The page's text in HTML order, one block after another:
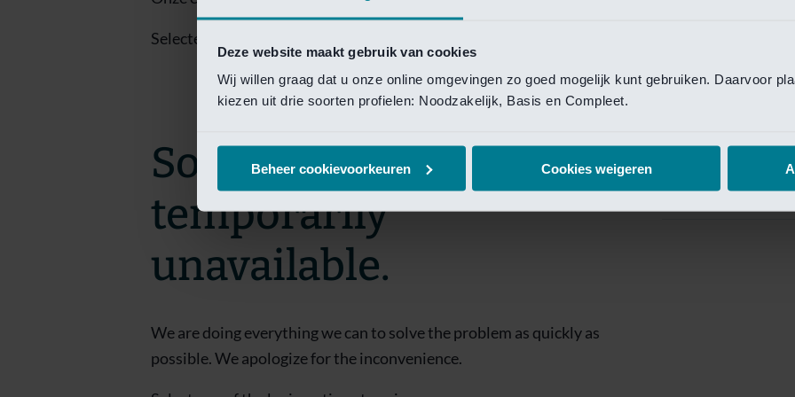
Deze website maakt gebruik van cookies
Wij willen graag dat u onze online omgevingen zo goed mogelijk kunt gebruiken. Daarvoor
kiezen uit drie soorten profielen: Noodzakelijk, Basis en Compleet.
Beheer cookievoorkeuren Cookies weigeren
Van Lanschot
Selecteer een van de login opties om toegang te krijgen.
Sorry! This page is
temporarily
unavailable.
We are doing everything we can to solve the problem as quickly as
possible. We apologize for the inconvenience.